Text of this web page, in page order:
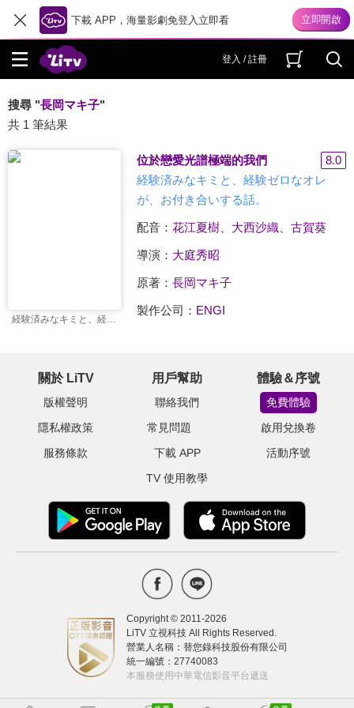
下載 APP，海量影劇免登入立即看
登入 / 註冊
搜尋 "長岡マキ子"
共 1 筆結果
経験済みなキミと、経験ゼロなオレが、お付き合いする話。
位於戀愛光譜極端的我們
8.0
経験済みなキミと、経験ゼロなオレ
が、お付き合いする話。
配音： 花江夏樹、 大西沙織、 古賀葵
導演： 大庭秀昭
原著： 長岡マキ子
製作公司： ENGI
關於 LiTV
版權聲明
隱私權政策
服務條款
用戶幫助
聯絡我們
常見問題
下載 APP
TV 使用教學
體驗＆序號
免費體驗
啟用兌換卷
活動序號
Copyright © 2011-2026
LiTV 立視科技 All Rights Reserved.
營業人名稱：替您錄科技股份有限公司
統一編號：27740083
本服務使用中華電信影音平台遞送